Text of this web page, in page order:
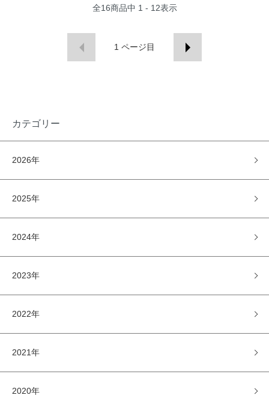
全16商品中 1 - 12表示
1 ページ目
カテゴリー
2026年
2025年
2024年
2023年
2022年
2021年
2020年